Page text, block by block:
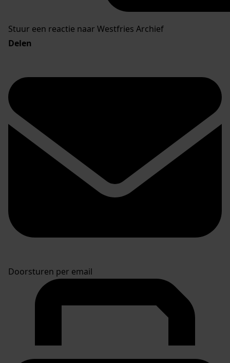
Stuur een reactie naar Westfries Archief
Delen
Doorsturen per email